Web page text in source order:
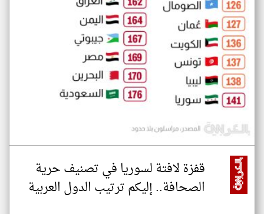
قفزة لافتة لسوريا في تصنيف حرية
الصحافة.. إليكم ترتيب الدول العربية